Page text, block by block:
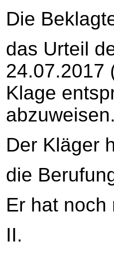
Die
das Urteil
24.07.2017
Klage
abzuweisen.
Der Kläger
die
Er hat noch
II.